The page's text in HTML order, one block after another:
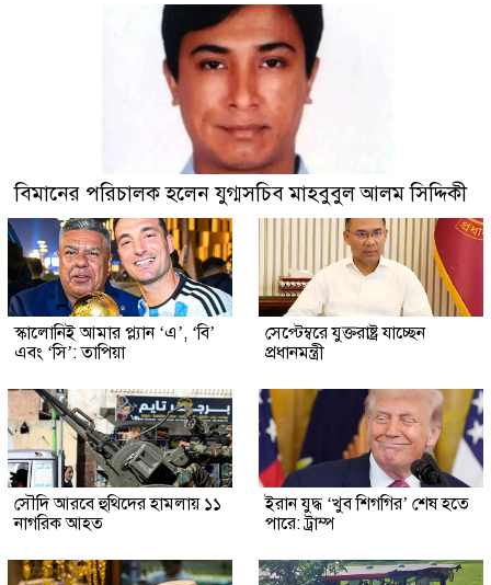
বিমানের পরিচালক হলেন যুগ্মসচিব মাহবুবুল আলম সিদ্দিকী
স্কালোনিই আমার প্ল্যান ‘এ’, ‘বি’
এবং ‘সি’: তাপিয়া
সেপ্টেম্বরে যুক্তরাষ্ট্র যাচ্ছেন
প্রধানমন্ত্রী
সৌদি আরবে হুথিদের হামলায় ১১
নাগরিক আহত
ইরান যুদ্ধ ‘খুব শিগগির’ শেষ হতে
পারে: ট্রাম্প